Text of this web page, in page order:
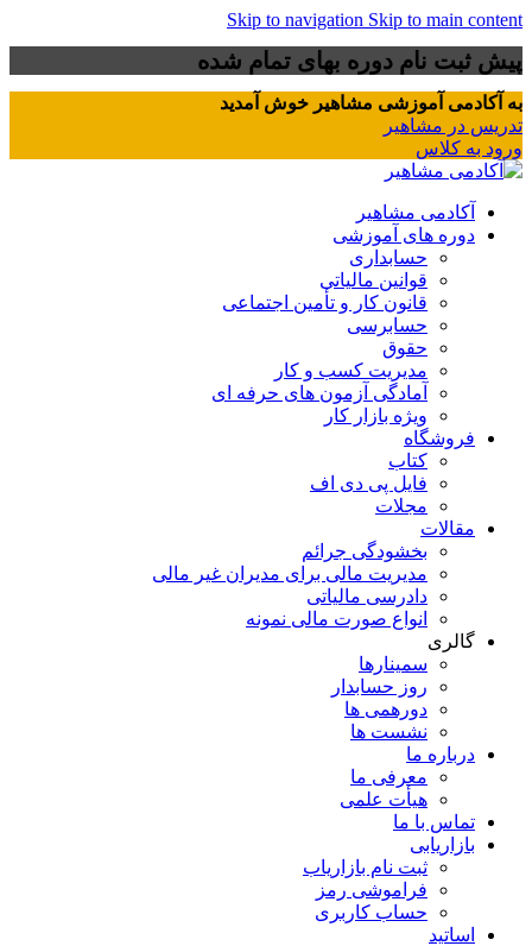
Skip to navigation Skip to main content
پیش ثبت نام دوره بهای تمام شده
به آکادمی آموزشی مشاهیر خوش آمدید
تدریس در مشاهیر
ورود به کلاس
آکادمی مشاهیر
دوره های آموزشی
حسابداری
قوانین مالیاتی
قانون کار و تأمین اجتماعی
حسابرسی
حقوق
مدیریت کسب و کار
آمادگی آزمون های حرفه ای
ویژه بازار کار
فروشگاه
کتاب
فایل پی دی اف
مجلات
مقالات
بخشودگی جرائم
مدیریت مالی برای مدیران غیر مالی
دادرسی مالیاتی
انواع صورت مالی نمونه
گالری
سمینارها
روز حسابدار
دورهمی ها
نشست ها
درباره ما
معرفی ما
هیأت علمی
تماس با ما
بازاریابی
ثبت نام بازاریاب
فراموشی رمز
حساب کاربری
اساتید